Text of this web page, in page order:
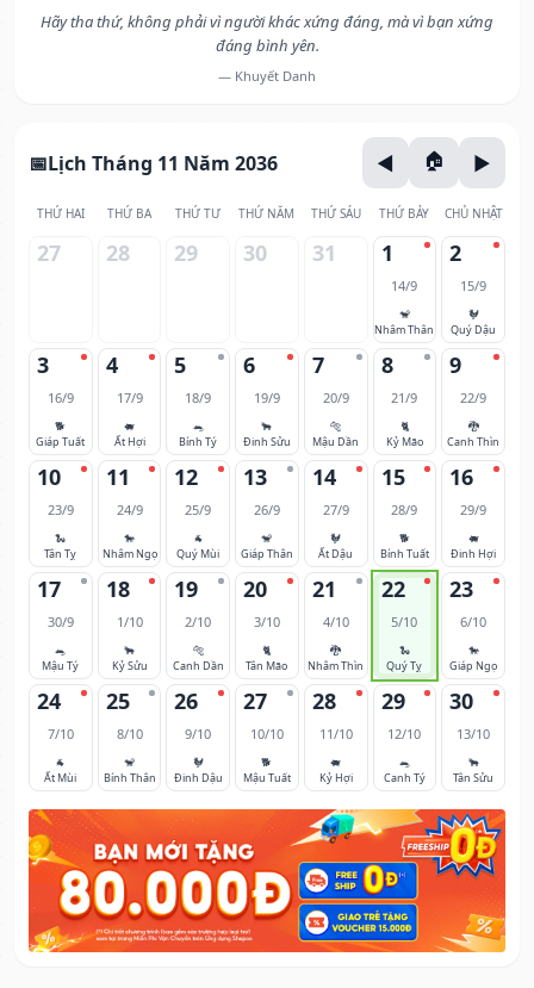
Hãy tha thứ, không phải vì người khác xứng đáng, mà vì bạn xứng
đáng bình yên.
— Khuyết Danh
Lịch Tháng 11 Năm 2036
THỨ HAI THỨ BA THỨ TƯ THỨ NĂM THỨ SÁU THỨ BẢY CHỦ NHẬT
27 28 29 30 31 1
14/9
🐒
Nhâm Thân
2
15/9
🐓
Quý Dậu
3
16/9
🐕
Giáp Tuất
4
17/9
🐖
Ất Hợi
5
18/9
🐀
Bính Tý
6
19/9
🐂
Đinh Sửu
7
20/9
🐅
Mậu Dần
8
21/9
🐈
Kỷ Mão
9
22/9
🐉
Canh Thìn
10
23/9
🐍
Tân Tỵ
11
24/9
🐎
Nhâm Ngọ
12
25/9
🐐
Quý Mùi
13
26/9
🐒
Giáp Thân
14
27/9
🐓
Ất Dậu
15
28/9
🐕
Bính Tuất
16
29/9
🐖
Đinh Hợi
17
30/9
🐀
Mậu Tý
18
1/10
🐂
Kỷ Sửu
19
2/10
🐅
Canh Dần
20
3/10
🐈
Tân Mão
21
4/10
🐉
Nhâm Thìn
22
5/10
🐍
Quý Tỵ
23
6/10
🐎
Giáp Ngọ
24
7/10
🐐
Ất Mùi
25
8/10
🐒
Bính Thân
26
9/10
🐓
Đinh Dậu
27
10/10
🐕
Mậu Tuất
28
11/10
🐖
Kỷ Hợi
29
12/10
🐀
Canh Tý
30
13/10
🐂
Tân Sửu